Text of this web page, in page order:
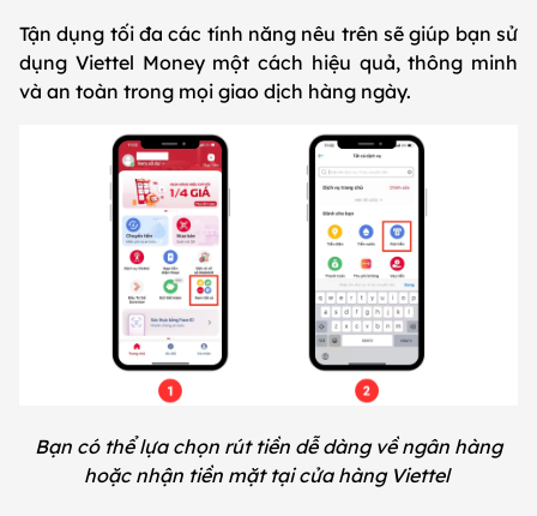
Tận dụng tối đa các tính năng nêu trên sẽ giúp bạn sử
dụng Viettel Money một cách hiệu quả, thông minh
và an toàn trong mọi giao dịch hàng ngày.
Bạn có thể lựa chọn rút tiền dễ dàng về ngân hàng
hoặc nhận tiền mặt tại cửa hàng Viettel